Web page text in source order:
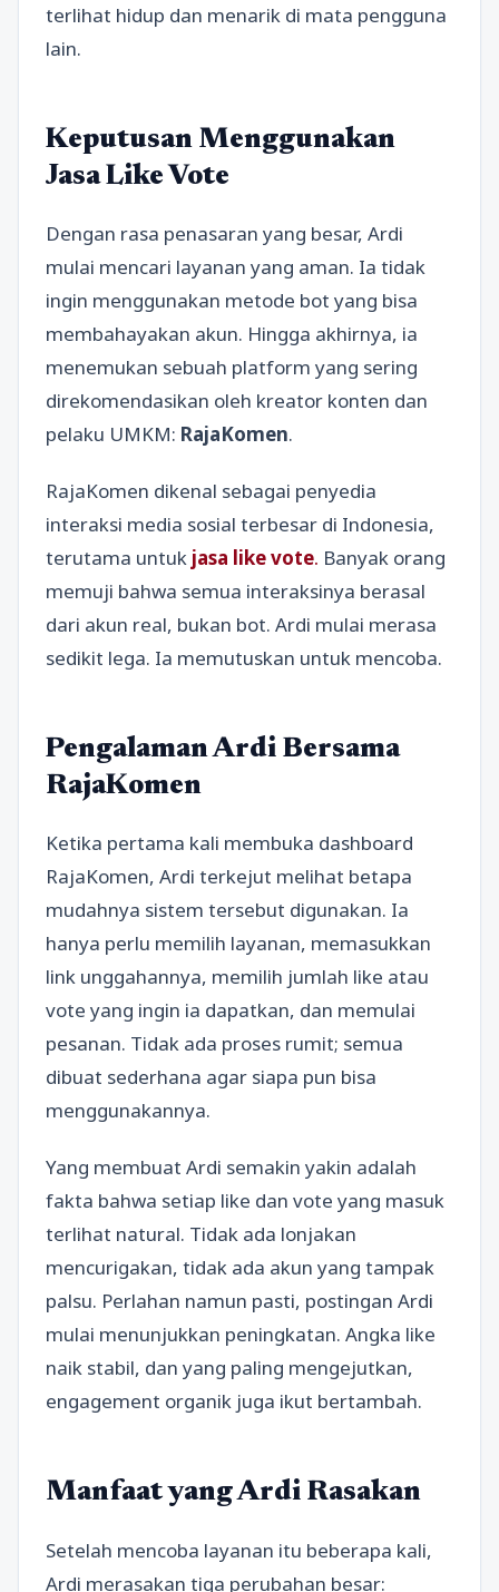
terlihat hidup dan menarik di mata pengguna
lain.
Keputusan Menggunakan
Jasa Like Vote
Dengan rasa penasaran yang besar, Ardi
mulai mencari layanan yang aman. Ia tidak
ingin menggunakan metode bot yang bisa
membahayakan akun. Hingga akhirnya, ia
menemukan sebuah platform yang sering
direkomendasikan oleh kreator konten dan
pelaku UMKM: RajaKomen.
RajaKomen dikenal sebagai penyedia
interaksi media sosial terbesar di Indonesia,
terutama untuk jasa like vote. Banyak orang
memuji bahwa semua interaksinya berasal
dari akun real, bukan bot. Ardi mulai merasa
sedikit lega. Ia memutuskan untuk mencoba.
Pengalaman Ardi Bersama
RajaKomen
Ketika pertama kali membuka dashboard
RajaKomen, Ardi terkejut melihat betapa
mudahnya sistem tersebut digunakan. Ia
hanya perlu memilih layanan, memasukkan
link unggahannya, memilih jumlah like atau
vote yang ingin ia dapatkan, dan memulai
pesanan. Tidak ada proses rumit; semua
dibuat sederhana agar siapa pun bisa
menggunakannya.
Yang membuat Ardi semakin yakin adalah
fakta bahwa setiap like dan vote yang masuk
terlihat natural. Tidak ada lonjakan
mencurigakan, tidak ada akun yang tampak
palsu. Perlahan namun pasti, postingan Ardi
mulai menunjukkan peningkatan. Angka like
naik stabil, dan yang paling mengejutkan,
engagement organik juga ikut bertambah.
Manfaat yang Ardi Rasakan
Setelah mencoba layanan itu beberapa kali,
Ardi merasakan tiga perubahan besar: